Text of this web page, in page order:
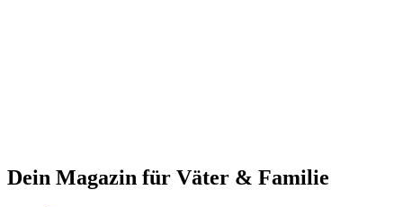
Dein Magazin für Väter & Familie